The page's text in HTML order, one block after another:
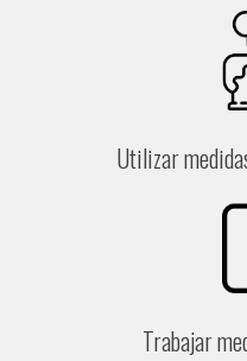
Utilizar
Trabajar